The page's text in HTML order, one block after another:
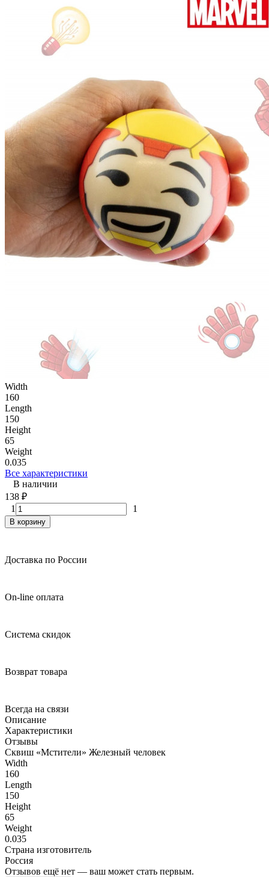
Width
160
Length
150
Height
65
Weight
0.035
Все характеристики
В наличии
138 ₽
1
1
В корзину
Доставка по России
On-line оплата
Система скидок
Возврат товара
Всегда на связи
Описание
Характеристики
Отзывы
Сквиш «Мстители» Железный человек
Width
160
Length
150
Height
65
Weight
0.035
Страна изготовитель
Россия
Отзывов ещё нет — ваш может стать первым.